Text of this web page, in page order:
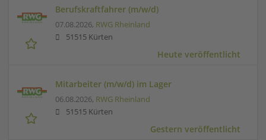
Berufskraftfahrer (m/w/d)
07.08.2026, RWG Rheinland
51515 Kürten
Heute veröffentlicht
Mitarbeiter (m/w/d) im Lager
06.08.2026, RWG Rheinland
51515 Kürten
Gestern veröffentlicht